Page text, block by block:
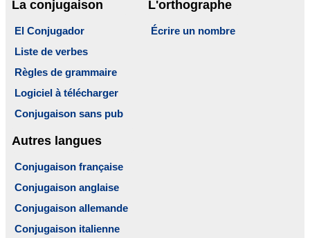
La conjugaison
El Conjugador
Liste de verbes
Règles de grammaire
Logiciel à télécharger
Conjugaison sans pub
L'orthographe
Écrire un nombre
Autres langues
Conjugaison française
Conjugaison anglaise
Conjugaison allemande
Conjugaison italienne